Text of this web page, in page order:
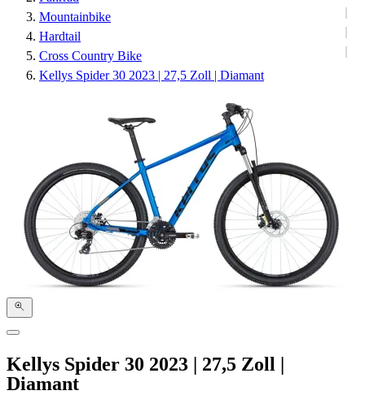
Mountainbike
Hardtail
Cross Country Bike
Kellys Spider 30 2023 | 27,5 Zoll | Diamant
Kellys Spider 30 2023 | 27,5 Zoll |
Diamant